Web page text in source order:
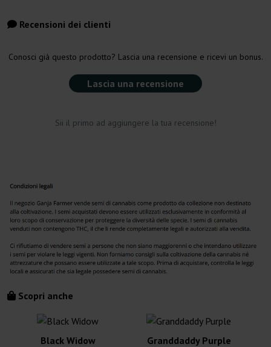
Recensioni dei clienti
Conosci già questo prodotto? Lascia una recensione e ricevi un bonus.
Lascia una recensione
Sii il primo ad aggiungere la tua recensione!
Scopri anche
Black Widow Granddaddy Purple